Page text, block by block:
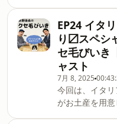
大丈夫です。※
のみでご記入い
た！※お悩み相
はありません
れる場合もご
い。・ヒーコび
愛するパンツ
ータ）ウール
ツ / テーパー
online.com/fs/
野浩志のお悩
https://
田野に悩みを
特な方がいらっ
もご相談くださ
話題だと助かり
大丈夫です。※
のみでご記入い
た！※お悩み相
EP24 イタ
り〼スペシ
セ毛びいき
ャスト
7月 8, 2025
今回は、イタ
がお土産を用